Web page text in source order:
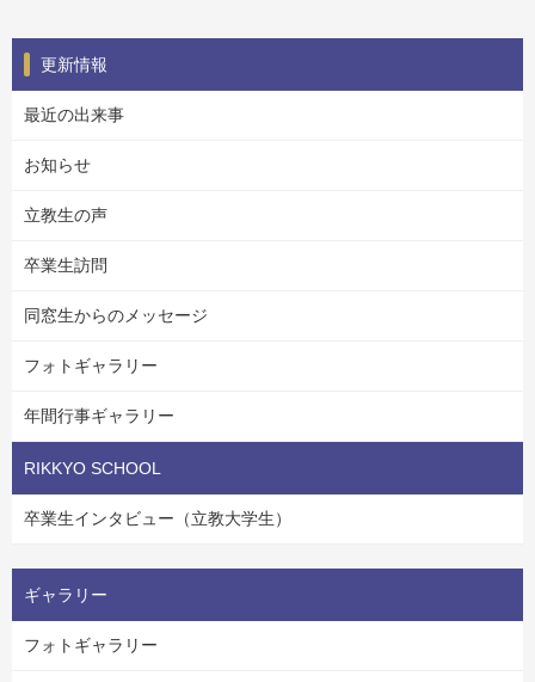
更新情報
最近の出来事
お知らせ
立教生の声
卒業生訪問
同窓生からのメッセージ
フォトギャラリー
年間行事ギャラリー
RIKKYO SCHOOL
卒業生インタビュー（立教大学生）
ギャラリー
フォトギャラリー